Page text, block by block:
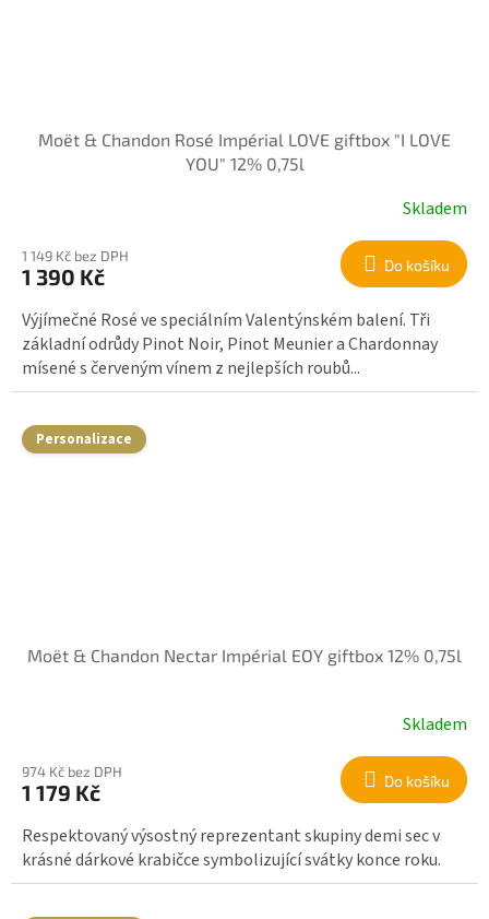
Moët & Chandon Rosé Impérial LOVE giftbox "I LOVE
YOU" 12% 0,75l
Skladem
1 149 Kč bez DPH
1 390 Kč Do košíku
Výjímečné Rosé ve speciálním Valentýnském balení. Tři
základní odrůdy Pinot Noir, Pinot Meunier a Chardonnay
mísené s červeným vínem z nejlepších roubů...
Personalizace
Moët & Chandon Nectar Impérial EOY giftbox 12% 0,75l
Skladem
974 Kč bez DPH
1 179 Kč Do košíku
Respektovaný výsostný reprezentant skupiny demi sec v
krásné dárkové krabičce symbolizující svátky konce roku.